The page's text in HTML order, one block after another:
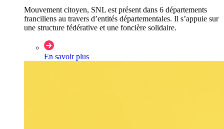
Mouvement citoyen, SNL est présent dans 6 départements
franciliens au travers d’entités départementales. Il s’appuie sur
une structure fédérative et une foncière solidaire.
En savoir plus